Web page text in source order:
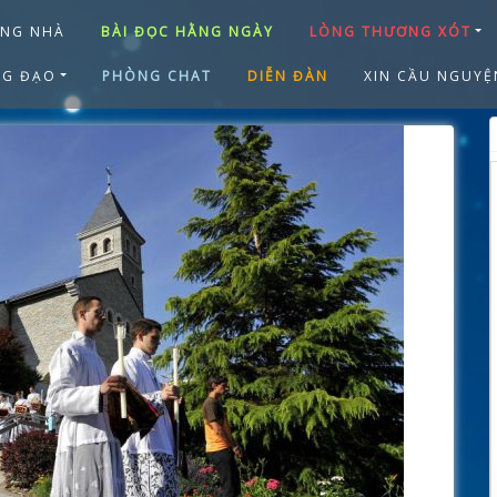
NHÀ BÀI ĐỌC HẰNG NGÀY LÒNG THƯƠNG XÓT
ĐẠO PHÒNG CHAT DIỄN ĐÀN XIN CẦU